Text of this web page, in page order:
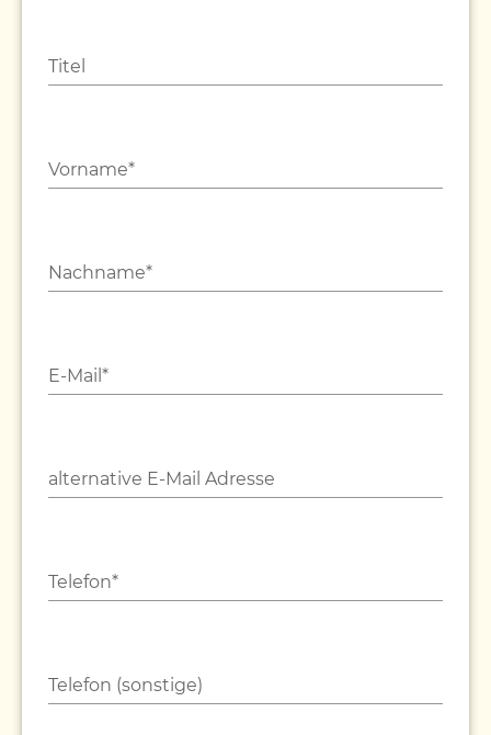
Titel
Vorname*
Nachname*
E-Mail*
alternative E-Mail Adresse
Telefon*
Telefon (sonstige)